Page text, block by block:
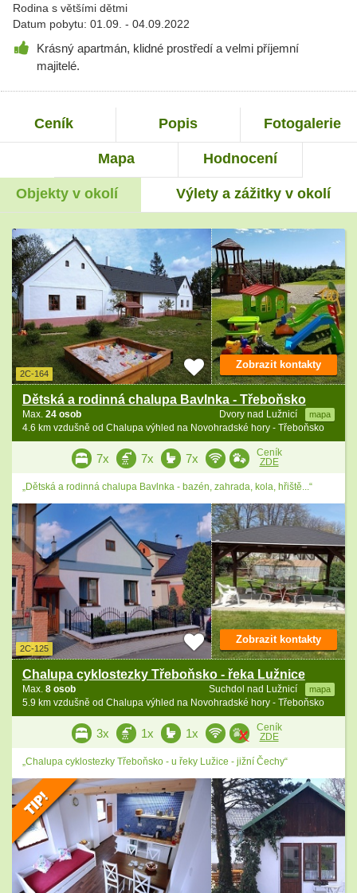
Rodina s většími dětmi
Datum pobytu: 01.09. - 04.09.2022
Krásný apartmán, klidné prostředí a velmi příjemní
majitelé.
Ceník Popis Fotogalerie
Mapa Hodnocení
Objekty v okolí Výlety a zážitky v okolí
2C-164
Dětská a rodinná chalupa Bavlnka - Třeboňsko
Dvory nad Lužnicí mapa
Max. 24 osob
4.6 km vzdušně od Chalupa výhled na Novohradské hory - Třeboňsko
Zobrazit kontakty
7x 7x 7x
Ceník
ZDE
„Dětská a rodinná chalupa Bavlnka - bazén, zahrada, kola, hřiště...“
2C-125
Chalupa cyklostezky Třeboňsko - řeka Lužnice
Suchdol nad Lužnicí mapa
Max. 8 osob
5.9 km vzdušně od Chalupa výhled na Novohradské hory - Třeboňsko
Zobrazit kontakty
3x 1x 1x
Ceník
ZDE
„Chalupa cyklostezky Třeboňsko - u řeky Lužice - jižní Čechy“